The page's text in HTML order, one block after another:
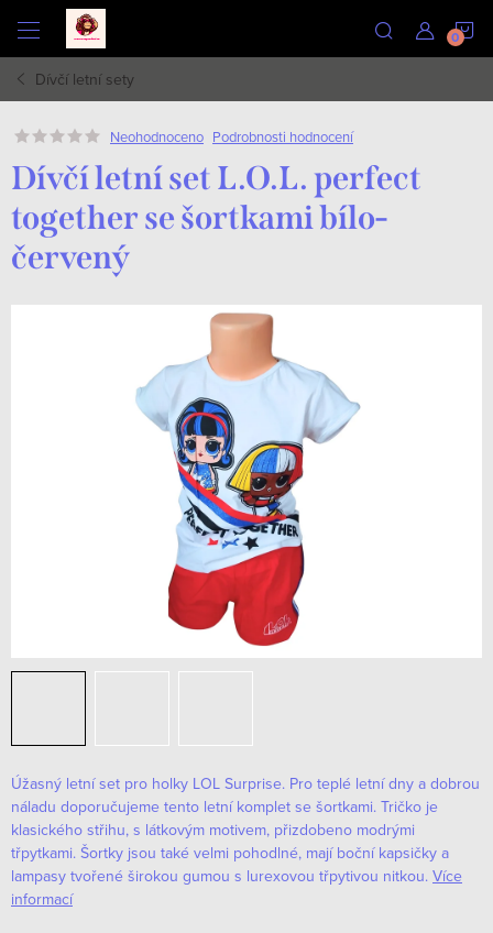
obsah
Dívčí letní sety
Neohodnoceno Podrobnosti hodnocení
Dívčí letní set L.O.L. perfect
together se šortkami bílo-
červený
Úžasný letní set pro holky LOL Surprise. Pro teplé letní dny a dobrou
náladu doporučujeme tento letní komplet se šortkami. Tričko je
klasického střihu, s látkovým motivem, přizdobeno modrými
třpytkami. Šortky jsou také velmi pohodlné, mají boční kapsičky a
lampasy tvořené širokou gumou s lurexovou třpytivou nitkou. Více
informací